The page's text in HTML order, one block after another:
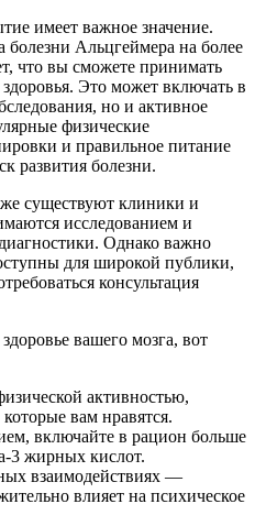
имеет важное значение.
Альцгеймера на более
что вы сможете принимать
Это может включать в
но и активное
физические
и правильное питание
развития болезни.
существуют клиники и
исследованием и
Однако важно
для широкой публики,
консультация
вашего мозга, вот
активностью,
вам нравятся.
включайте в рацион больше
3 жирных кислот.
взаимодействиях —
влияет на психическое